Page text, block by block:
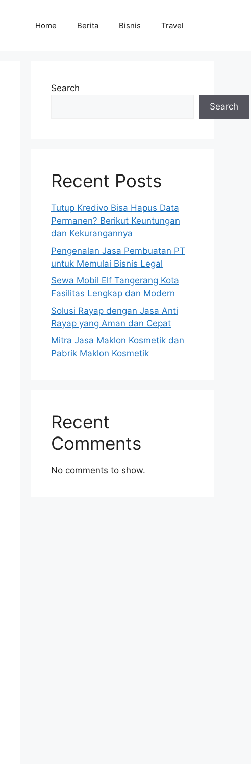
Home Berita Bisnis Travel
Search
Search
Recent Posts
Tutup Kredivo Bisa Hapus Data
Permanen? Berikut Keuntungan
dan Kekurangannya
Pengenalan Jasa Pembuatan PT
untuk Memulai Bisnis Legal
Sewa Mobil Elf Tangerang Kota
Fasilitas Lengkap dan Modern
Solusi Rayap dengan Jasa Anti
Rayap yang Aman dan Cepat
Mitra Jasa Maklon Kosmetik dan
Pabrik Maklon Kosmetik
Recent
Comments
No comments to show.